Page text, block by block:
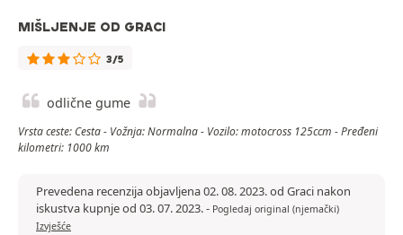
MIŠLJENJE OD GRACI
3/5
odlične gume
Vrsta ceste: Cesta - Vožnja: Normalna - Vozilo: motocross 125ccm - Pređeni
kilometri: 1000 km
Prevedena recenzija objavljena 02. 08. 2023. od Graci nakon
iskustva kupnje od 03. 07. 2023.- Pogledaj original (njemački)
Izvješće